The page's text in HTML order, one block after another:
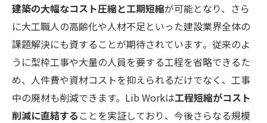
建築の大幅なコスト圧縮と工期短縮が可能となり、さら
に大工職人の高齢化や人材不足といった建設業界全体の
課題解決にも資することが期待されています​。従来のよ
うに型枠工事や大量の人員を要する工程を省略できるた
め、人件費や資材コストを抑えられるだけでなく、工事
中の廃材も削減できます。Lib Workは工程短縮がコスト
削減に直結する ことを実証しており​、今後さらなる規模